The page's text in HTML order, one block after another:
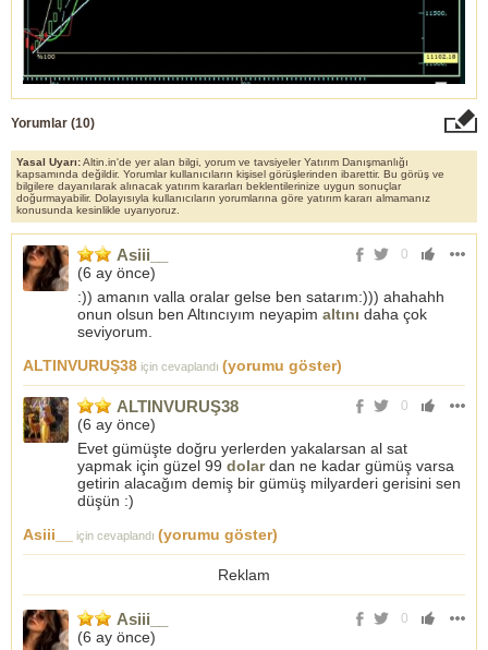
Yorumlar (10)
Yasal Uyarı:Altin.in'de yer alan bilgi, yorum ve tavsiyeler Yatırım Danışmanlığı
kapsamında değildir. Yorumlar kullanıcıların kişisel görüşlerinden ibarettir. Bu görüş ve
bilgilere dayanılarak alınacak yatırım kararları beklentilerinize uygun sonuçlar
doğurmayabilir. Dolayısıyla kullanıcıların yorumlarına göre yatırım kararı almamanız
konusunda kesinlikle uyarıyoruz.
0
Asiii__
(6 ay önce)
:)) amanın valla oralar gelse ben satarım:))) ahahahh
onun olsun ben Altıncıyım neyapim altını daha çok
seviyorum.
ALTINVURUŞ38 için cevaplandı (yorumu göster)
0
ALTINVURUŞ38
(6 ay önce)
Evet gümüşte doğru yerlerden yakalarsan al sat
yapmak için güzel 99 dolardan ne kadar gümüş varsa
getirin alacağım demiş bir gümüş milyarderi gerisini sen
düşün :)
Asiii__
için cevaplandı (yorumu göster)
Reklam
0
Asiii__
(6 ay önce)